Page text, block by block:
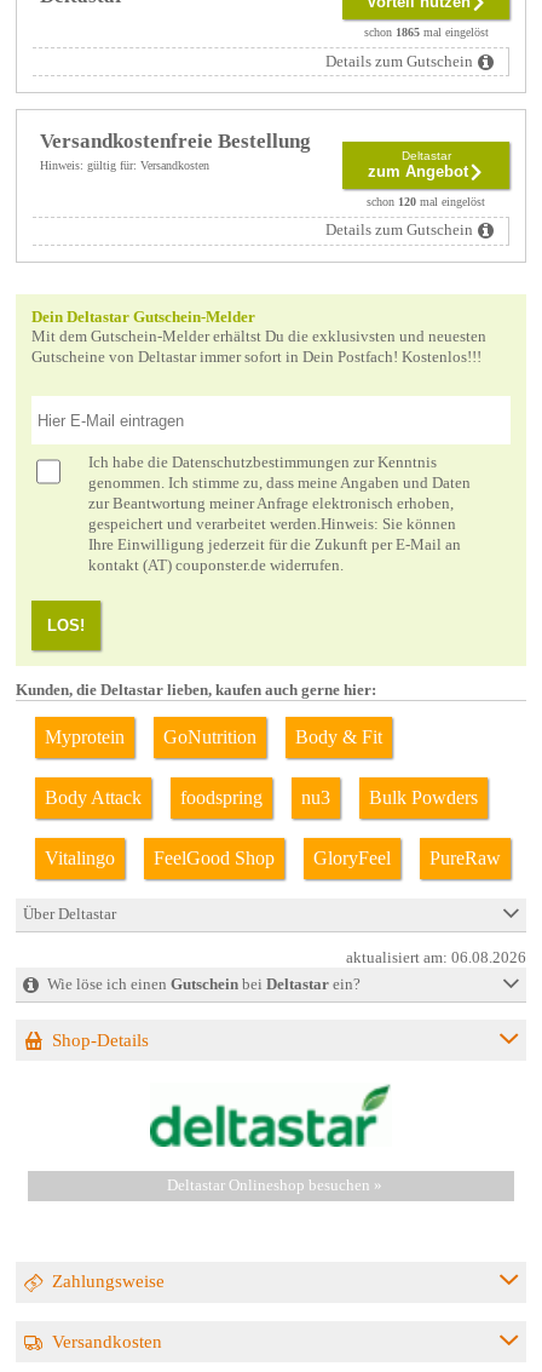
schon 1865mal eingelöst
Details zum Gutschein
Versandkostenfreie Bestellung
Hinweis: gültig für: Versandkosten
Deltastar
zum Angebot
schon 120 mal eingelöst
Details zum Gutschein
Dein Deltastar Gutschein-Melder
Mit dem Gutschein-Melder erhältst Du die exklusivsten und neuesten
Gutscheine von Deltastar immer sofort in Dein Postfach! Kostenlos!!!
Ich habe die Datenschutzbestimmungen zur Kenntnis
genommen. Ich stimme zu, dass meine Angaben und Daten
zur Beantwortung meiner Anfrage elektronisch erhoben,
gespeichert und verarbeitet werden.Hinweis: Sie können
Ihre Einwilligung jederzeit für die Zukunft per E-Mail an
kontakt (AT) couponster.de widerrufen.
LOS!
Kunden, die Deltastar lieben, kaufen auch gerne hier:
Myprotein GoNutrition Body & Fit
Body Attack foodspring nu3 Bulk Powders
Vitalingo FeelGood Shop GloryFeel PureRaw
Über Deltastar
aktualisiert am:06.08.2026
Wie löse ich einen Gutscheinbei Deltastarein?
Shop-Details
Deltastar Onlineshop besuchen »
Zahlungsweise
Versandkosten